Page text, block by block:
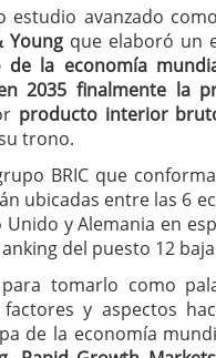
estudio avanzado
Youngque elaboró un
de la economía
2035 finalmente la
producto interior
trono.
BRIC que
ubicadas entre las 6
y Alemania en
del puesto 12
tomarlo como
y aspectos
de la economía